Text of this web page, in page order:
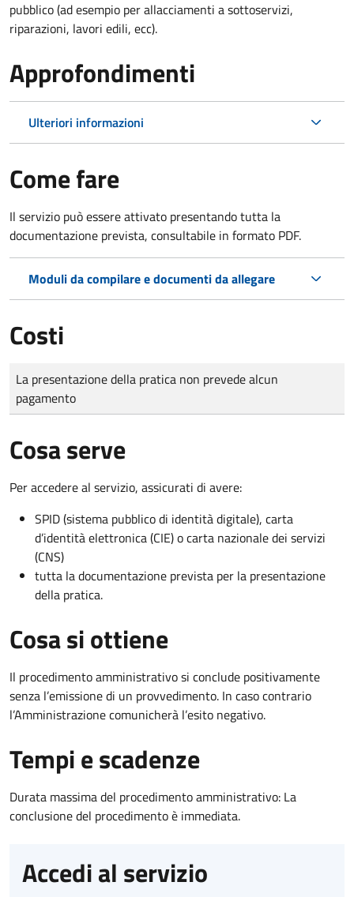
pubblico (ad esempio per allacciamenti a sottoservizi,
riparazioni, lavori edili, ecc).
Approfondimenti
Ulteriori informazioni
Come fare
Il servizio può essere attivato presentando tutta la
documentazione prevista, consultabile in formato PDF.
Moduli da compilare e documenti da allegare
Costi
Tipo di pagamento
Importo
La presentazione della pratica non prevede alcun
pagamento
Cosa serve
Per accedere al servizio, assicurati di avere:
SPID (sistema pubblico di identità digitale), carta
d’identità elettronica (CIE) o carta nazionale dei servizi
(CNS)
tutta la documentazione prevista per la presentazione
della pratica.
Cosa si ottiene
Il procedimento amministrativo si conclude positivamente
senza l’emissione di un provvedimento. In caso contrario
l’Amministrazione comunicherà l’esito negativo.
Tempi e scadenze
Durata massima del procedimento amministrativo: La
conclusione del procedimento è immediata.
Accedi al servizio